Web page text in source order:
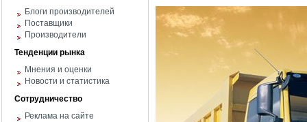
Блоги производителей
Поставщики
Производители
Тенденции рынка
Мнения и оценки
Новости и статистика
Сотрудничество
Реклама на сайте